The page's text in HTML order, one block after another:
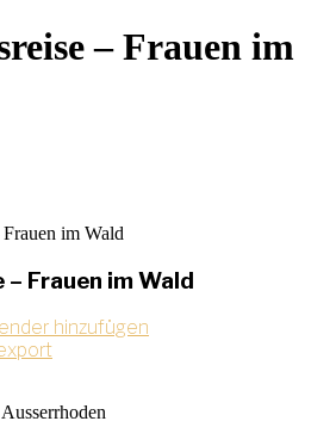
– Frauen im
im Wald
Frauen im Wald
hinzufügen